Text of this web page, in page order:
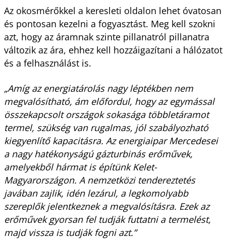
Az okosmérőkkel a keresleti oldalon lehet óvatosan
és pontosan kezelni a fogyasztást. Meg kell szokni
azt, hogy az áramnak szinte pillanatról pillanatra
változik az ára, ehhez kell hozzáigazítani a hálózatot
és a felhasználást is.
„Amíg az energiatárolás nagy léptékben nem
megvalósítható, ám előfordul, hogy az egymással
összekapcsolt országok sokasága többletáramot
termel, szükség van rugalmas, jól szabályozható
kiegyenlítő kapacitásra. Az energiaipar Mercedesei
a nagy hatékonyságú gázturbinás erőművek,
amelyekből hármat is építünk Kelet-
Magyarországon. A nemzetközi tendereztetés
javában zajlik, idén lezárul, a legkomolyabb
szereplők jelentkeznek a megvalósításra. Ezek az
erőművek gyorsan fel tudják futtatni a termelést,
majd vissza is tudják fogni azt.”